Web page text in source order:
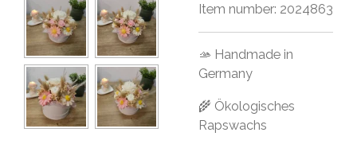
Item number: 2024863
🫴 Handmade in
Germany
🌾 Ökologisches
Rapswachs